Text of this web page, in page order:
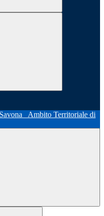
Ambito Territoriale di